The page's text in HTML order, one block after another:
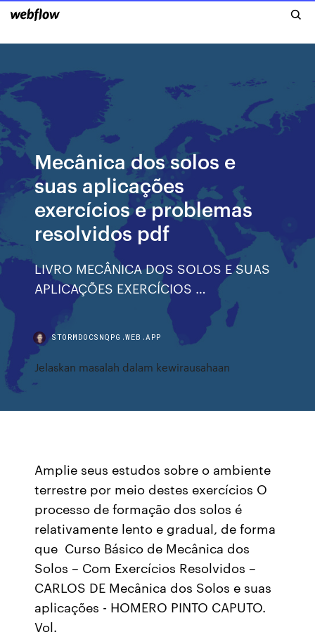
Mecânica dos solos e
suas aplicações
exercícios e problemas
resolvidos pdf
LIVRO MECÂNICA DOS SOLOS E SUAS
APLICAÇÕES EXERCÍCIOS …
STORMDOCSNQPG.WEB.APP
Jelaskan masalah dalam kewirausahaan
Amplie seus estudos sobre o ambiente
terrestre por meio destes exercícios O
processo de formação dos solos é
relativamente lento e gradual, de forma
que Curso Básico de Mecânica dos
Solos – Com Exercícios Resolvidos –
CARLOS DE Mecânica dos Solos e suas
aplicações - HOMERO PINTO CAPUTO.
Vol.